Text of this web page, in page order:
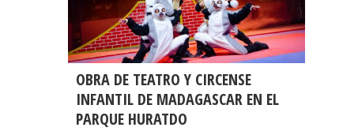
OBRA DE TEATRO Y CIRCENSE
INFANTIL DE MADAGASCAR EN EL
PARQUE HURATDO